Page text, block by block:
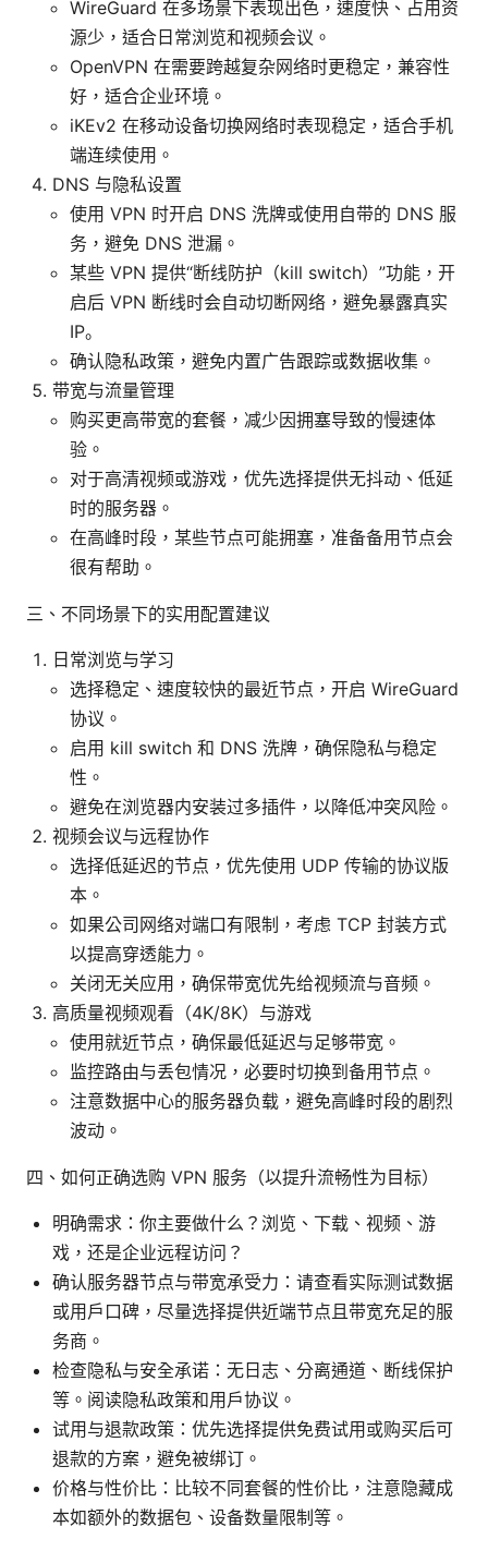
WireGuard 在多场景下表现出色，速度快、占用资
源少，适合日常浏览和视频会议。
OpenVPN 在需要跨越复杂网络时更稳定，兼容性
好，适合企业环境。
iKEv2 在移动设备切换网络时表现稳定，适合手机
端连续使用。
DNS 与隐私设置
使用 VPN 时开启 DNS 洗牌或使用自带的 DNS 服
务，避免 DNS 泄漏。
某些 VPN 提供“断线防护（kill switch）”功能，开
启后 VPN 断线时会自动切断网络，避免暴露真实
IP。
确认隐私政策，避免内置广告跟踪或数据收集。
带宽与流量管理
购买更高带宽的套餐，减少因拥塞导致的慢速体
验。
对于高清视频或游戏，优先选择提供无抖动、低延
时的服务器。
在高峰时段，某些节点可能拥塞，准备备用节点会
很有帮助。
三、不同场景下的实用配置建议
日常浏览与学习
选择稳定、速度较快的最近节点，开启 WireGuard
协议。
启用 kill switch 和 DNS 洗牌，确保隐私与稳定
性。
避免在浏览器内安装过多插件，以降低冲突风险。
视频会议与远程协作
选择低延迟的节点，优先使用 UDP 传输的协议版
本。
如果公司网络对端口有限制，考虑 TCP 封装方式
以提高穿透能力。
关闭无关应用，确保带宽优先给视频流与音频。
高质量视频观看（4K/8K）与游戏
使用就近节点，确保最低延迟与足够带宽。
监控路由与丢包情况，必要时切换到备用节点。
注意数据中心的服务器负载，避免高峰时段的剧烈
波动。
四、如何正确选购 VPN 服务（以提升流畅性为目标）
明确需求：你主要做什么？浏览、下载、视频、游
戏，还是企业远程访问？
确认服务器节点与带宽承受力：请查看实际测试数据
或用户口碑，尽量选择提供近端节点且带宽充足的服
务商。
检查隐私与安全承诺：无日志、分离通道、断线保护
等。阅读隐私政策和用户协议。
试用与退款政策：优先选择提供免费试用或购买后可
退款的方案，避免被绑订。
价格与性价比：比较不同套餐的性价比，注意隐藏成
本如额外的数据包、设备数量限制等。